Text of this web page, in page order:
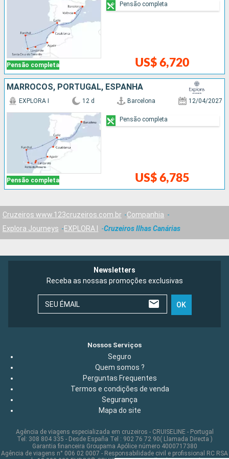
Pensão completa US$ 6,720
Pensão completa
MARROCOS, PORTUGAL, ESPANHA
Pensão completa
EXPLORA I 12 d Barcelona 12/04/2027
US$ 6,785
Pensão completa
Cruzeiros www.123cruzeiros.com.br
Companhia
Explora Journeys
EXPLORA I Cruzeiros Ilhas Canárias
Newsletters
Receba as nossas promoções exclusivas
SEU ÉMAIL OK
Nossos Serviços
Seguro
Quem somos ?
Perguntas Frequentes
Termos e condições de venda
Segurança
Mapa do site
Agência de viagens especializada em cruzeiros - CRUISELINE - Portugal
Tel: 308 804 335 - Desde España Tel : 902 76 72 90( Llamada Directa )
Garantia financeira Groupama Apólice número 4000717380
Agência de viagens n° 006 02 0007 - Responsabilidade civil e profissional RC RSA